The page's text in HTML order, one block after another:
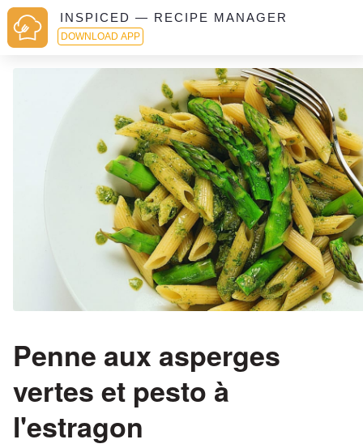
INSPICED — RECIPE MANAGER
DOWNLOAD APP
Penne aux asperges
vertes et pesto à
l'estragon